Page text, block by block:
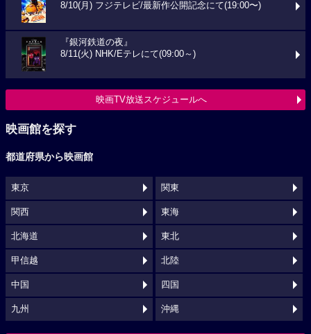
8/10(月) フジテレビ/最新作公開記念にて(19:00〜)
『銀河鉄道の夜』
8/11(火) NHK/Eテレにて(09:00～)
映画TV放送スケジュールへ
映画館を探す
都道府県から映画館
東京 関東
関西 東海
北海道 東北
甲信越 北陸
中国 四国
九州 沖縄